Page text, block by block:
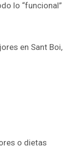
lo “funcional”
en Sant Boi,
o dietas